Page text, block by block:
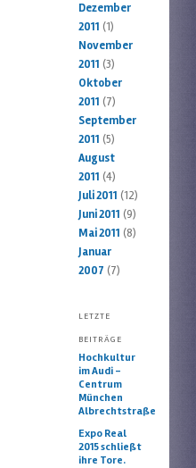
Dezember
2011 (1)
November
2011 (3)
Oktober
2011 (7)
September
2011 (5)
August
2011 (4)
Juli 2011 (12)
Juni 2011 (9)
Mai 2011 (8)
Januar
2007 (7)
LETZTE
BEITRÄGE
Hochkultur
im Audi –
Centrum
München
Albrechtstraße
Expo Real
2015 schließt
ihre Tore.